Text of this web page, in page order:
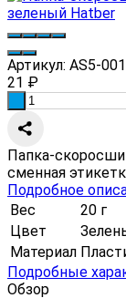
Артикул: AS5-
21 ₽
Папка-
сменная
Подробное
Вес
20 г
Цвет
Материал
Подробные
Обзор